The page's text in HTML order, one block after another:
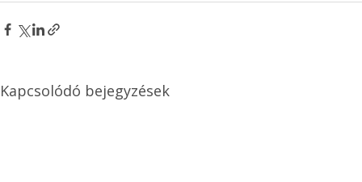
Kapcsolódó bejegyzések